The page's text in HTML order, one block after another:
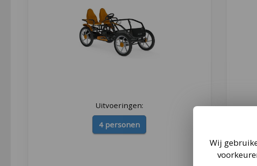
Uitvoeringen:
4 personen
Wij